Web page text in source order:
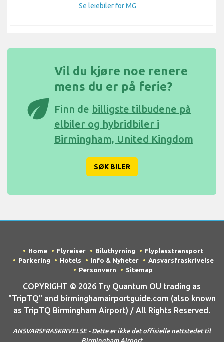
Se leiebiler for MG
eco
Vil du kjøre noe renere
mens du er på ferie?
Finn de billigste tilbudene på
elbiler og hybridbiler i
Birmingham, United Kingdom
SØK BILER
Home Flyreiser Biluthyrning
Flyplasstransport
Parkering
Hotels Info & Nyheter
Ansvarsfraskrivelse
Personvern
Sitemap
COPYRIGHT © 2026 Try Quantum OU trading as
"TripTQ" and birminghamairportguide.com (also known
as TripTQ Birmingham Airport) / All Rights Reserved.
ANSVARSFRASKRIVELSE - Dette er ikke det offisielle nettstedet til
Birmingham Airport